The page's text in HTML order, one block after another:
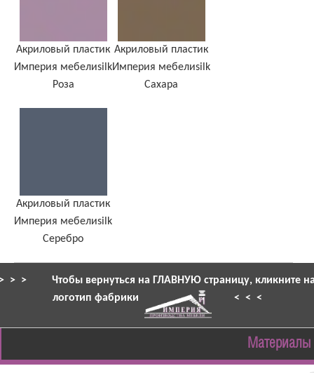
Акриловый пластик
Империя мебелиsilk
Роза
Акриловый пластик
Империя мебелиsilk
Сахара
Акриловый пластик
Империя мебелиsilk
Серебро
> > Чтобы вернуться на ГЛАВНУЮ страницу, кликните
логотип фабрики
< < <
Материалы